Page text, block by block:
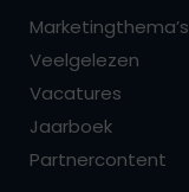
Marketingthema’s
Veelgelezen
Vacatures
Jaarboek
Partnercontent